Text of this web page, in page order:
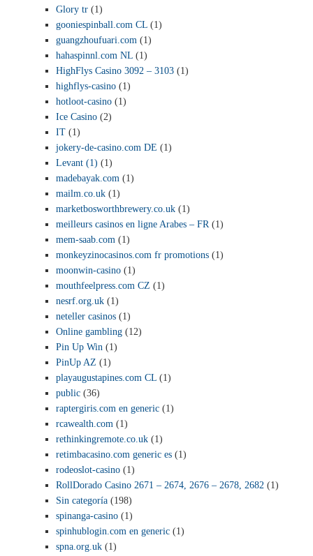
Glory tr (1)
gooniespinball.com CL (1)
guangzhoufuari.com (1)
hahaspinnl.com NL (1)
HighFlys Casino 3092 – 3103 (1)
highflys-casino (1)
hotloot-casino (1)
Ice Casino (2)
IT (1)
jokery-de-casino.com DE (1)
Levant (1) (1)
madebayak.com (1)
mailm.co.uk (1)
marketbosworthbrewery.co.uk (1)
meilleurs casinos en ligne Arabes – FR(1)
mem-saab.com (1)
monkeyzinocasinos.com fr promotions (1)
moonwin-casino (1)
mouthfeelpress.com CZ (1)
nesrf.org.uk (1)
neteller casinos (1)
Online gambling (12)
Pin Up Win (1)
PinUp AZ (1)
playaugustapines.com CL (1)
public (36)
raptergiris.com en generic (1)
rcawealth.com (1)
rethinkingremote.co.uk (1)
retimbacasino.com generic es (1)
rodeoslot-casino (1)
RollDorado Casino 2671 – 2674, 2676 – 2678, 2682 (1)
Sin categoría (198)
spinanga-casino (1)
spinhublogin.com en generic (1)
spna.org.uk (1)